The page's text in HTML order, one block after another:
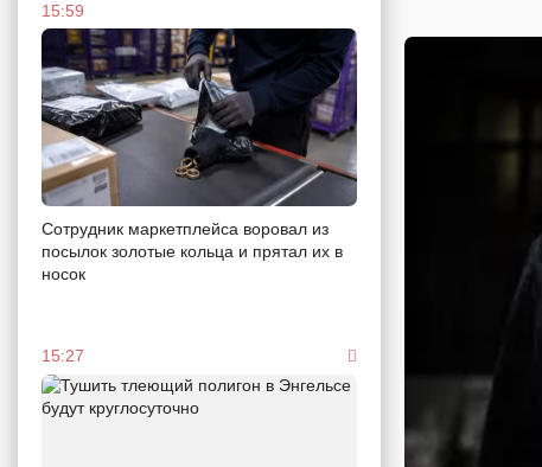
15:59
Сотрудник маркетплейса воровал из
посылок золотые кольца и прятал их в
носок
15:27